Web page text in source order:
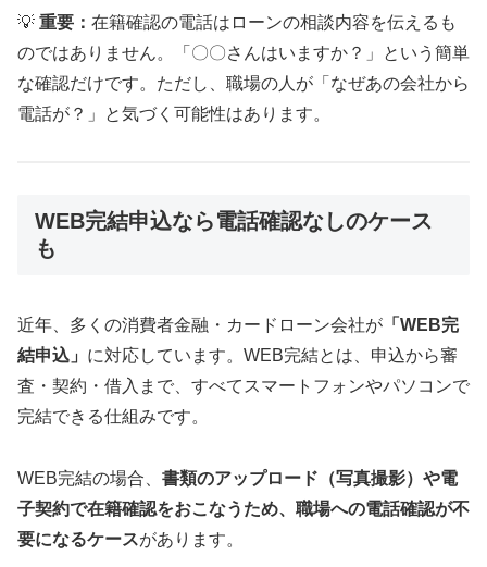
💡 重要： 在籍確認の電話はローンの相談内容を伝えるも
のではありません。「〇〇さんはいますか？」という簡単
な確認だけです。ただし、職場の人が「なぜあの会社から
電話が？」と気づく可能性はあります。
WEB完結申込なら電話確認なしのケース
も
近年、多くの消費者金融・カードローン会社が 「WEB完
結申込」 に対応しています。WEB完結とは、申込から審
査・契約・借入まで、すべてスマートフォンやパソコンで
完結できる仕組みです。
WEB完結の場合、 書類のアップロード（写真撮影）や電
子契約で在籍確認をおこなうため、職場への電話確認が不
要になるケースがあります。